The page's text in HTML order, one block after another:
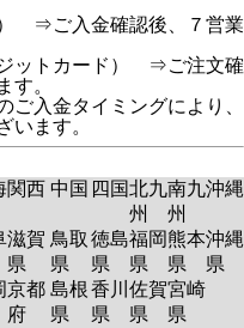
⇒ご入金確認後、７営業
ジットカード） ⇒ご注文確
す。
入金タイミングにより、
います。
関西 中国 四国北九
州
南九
州
沖縄
滋賀
県
京都
府
鳥取
県
島根
県
徳島
県
香川
県
福岡
県
佐賀
県
熊本
県
宮崎
県
沖縄
県